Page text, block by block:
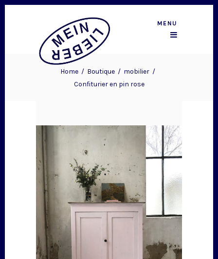
MENU
Home/ Boutique/ mobilier/
Confiturier en pin rose